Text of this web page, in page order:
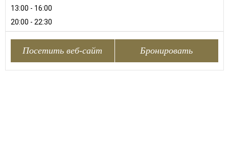
13:00 - 16:00
20:00 - 22:30
Посетить веб-сайт Бронировать